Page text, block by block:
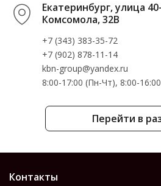
Перейти в
Екатеринбург, улица
Комсомола, 32В
+7 (343) 383-35-72
+7 (902) 878-11-14
kbn-group@yandex.ru
8:00-17:00 (Пн-Чт), 8:00-
Контакты